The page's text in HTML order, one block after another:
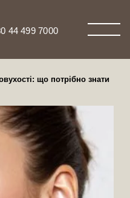
44 499 7000
що потрібно знати